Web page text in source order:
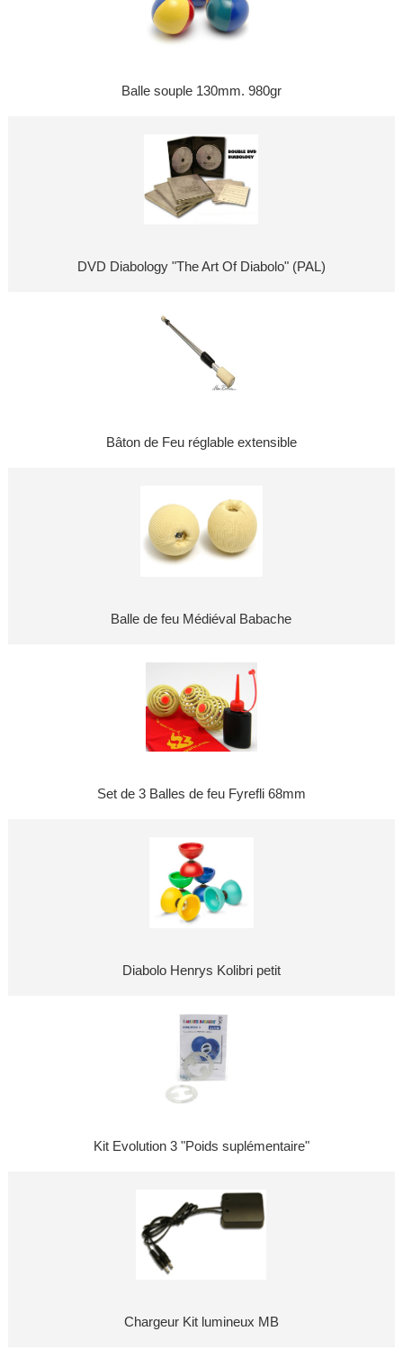
Balle souple 130mm. 980gr
DVD Diabology "The Art Of Diabolo" (PAL)
Bâton de Feu réglable extensible
Balle de feu Médiéval Babache
Set de 3 Balles de feu Fyrefli 68mm
Diabolo Henrys Kolibri petit
Kit Evolution 3 "Poids suplémentaire"
Chargeur Kit lumineux MB